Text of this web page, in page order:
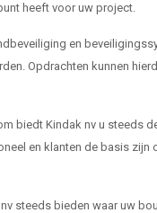
heeft voor uw project.
en
Opdrachten kunnen
biedt Kindak nv u steeds
en klanten de basis zijn
steeds bieden waar uw